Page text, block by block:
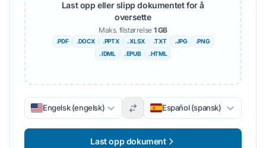
Last opp eller slipp dokumentet for å
oversette
Maks. filstørrelse 1 GB
.PDF .DOCX .PPTX . XLSX .TXT .JPG
.PNG
. IDML
. EPUB .HTML
Engelsk (engelsk) Español (spansk)
Last opp dokument